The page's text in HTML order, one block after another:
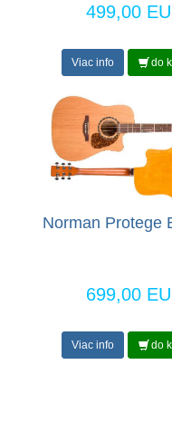
499,00
Viac info do
Norman Protege
699,00
Viac info do